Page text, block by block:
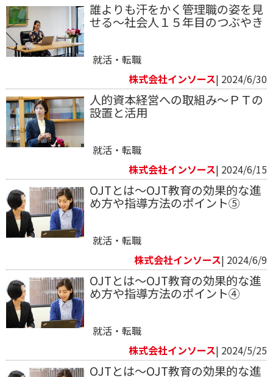
誰よりも汗をかく管理職の姿を見
せる～社会人１５年目のつぶやき
就活・転職
株式会社インソース| 2024/6/30
人的資本経営への取組み～ＰＴの
設置と活用
就活・転職
株式会社インソース| 2024/6/15
OJTとは～OJT教育の効果的な進
め方や指導方法のポイント⑤
就活・転職
株式会社インソース| 2024/6/9
OJTとは～OJT教育の効果的な進
め方や指導方法のポイント④
就活・転職
株式会社インソース| 2024/5/25
OJTとは～OJT教育の効果的な進